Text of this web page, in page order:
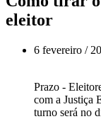
eleitor
6 fevereiro /
Prazo -
com a Justiça
turno será no